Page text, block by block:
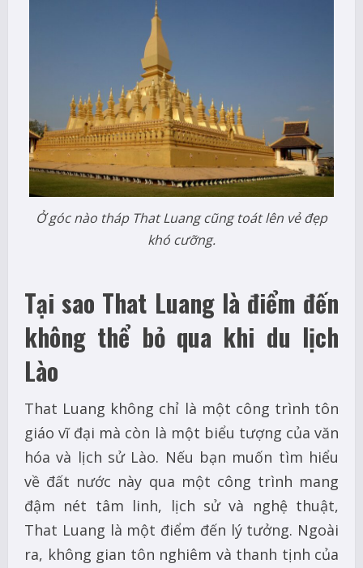
Ở góc nào tháp That Luang cũng toát lên vẻ đẹp
khó cưỡng.
Tại sao That Luang là điểm đến
không thể bỏ qua khi du lịch
Lào
That Luang không chỉ là một công trình tôn
giáo vĩ đại mà còn là một biểu tượng của văn
hóa và lịch sử Lào. Nếu bạn muốn tìm hiểu
về đất nước này qua một công trình mang
đậm nét tâm linh, lịch sử và nghệ thuật,
That Luang là một điểm đến lý tưởng. Ngoài
ra, không gian tôn nghiêm và thanh tịnh của